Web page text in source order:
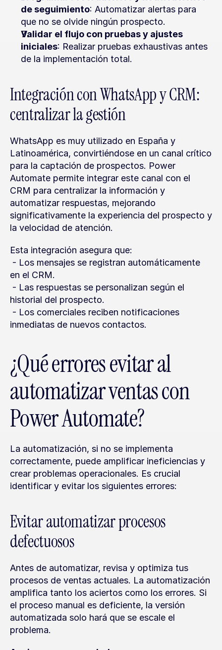
de seguimiento: Automatizar alertas para
que no se olvide ningún prospecto.
Validar el flujo con pruebas y ajustes
iniciales: Realizar pruebas exhaustivas antes
de la implementación total.
Integración con WhatsApp y CRM:
centralizar la gestión
WhatsApp es muy utilizado en España y
Latinoamérica, convirtiéndose en un canal crítico
para la captación de prospectos. Power
Automate permite integrar este canal con el
CRM para centralizar la información y
automatizar respuestas, mejorando
significativamente la experiencia del prospecto y
la velocidad de atención.
Esta integración asegura que:
en el CRM.
historial del prospecto.
inmediatas de nuevos contactos.
¿Qué errores evitar al
automatizar ventas con
Power Automate?
La automatización, si no se implementa
correctamente, puede amplificar ineficiencias y
crear problemas operacionales. Es crucial
identificar y evitar los siguientes errores:
Evitar automatizar procesos
defectuosos
Antes de automatizar, revisa y optimiza tus
procesos de ventas actuales. La automatización
amplifica tanto los aciertos como los errores. Si
el proceso manual es deficiente, la versión
automatizada solo hará que se escale el
problema.